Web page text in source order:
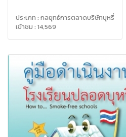
ประเภท : กลยุทธ์การตลาดบริษัทบุหรี่
เข้าชม : 14,569